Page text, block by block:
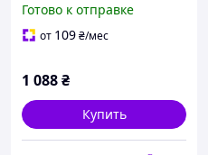
Kamille 6300
Готово к отправке
от 109₴/мес
1 088₴
Купить